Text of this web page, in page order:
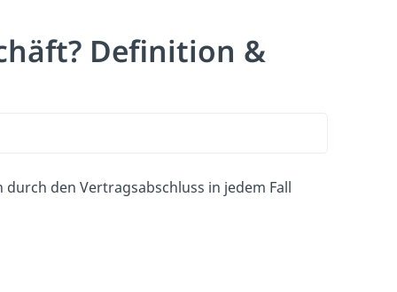
Definition &
durch den Vertragsabschluss in jedem Fall